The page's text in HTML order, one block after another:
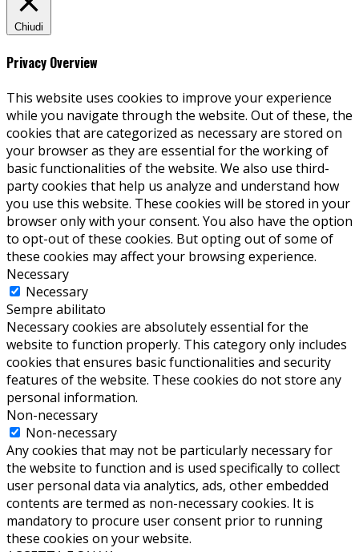
Chiudi
Privacy Overview
This website uses cookies to improve your experience
while you navigate through the website. Out of these, the
cookies that are categorized as necessary are stored on
your browser as they are essential for the working of
basic functionalities of the website. We also use third-
party cookies that help us analyze and understand how
you use this website. These cookies will be stored in your
browser only with your consent. You also have the option
to opt-out of these cookies. But opting out of some of
these cookies may affect your browsing experience.
Necessary
Necessary
Sempre abilitato
Necessary cookies are absolutely essential for the
website to function properly. This category only includes
cookies that ensures basic functionalities and security
features of the website. These cookies do not store any
personal information.
Non-necessary
Non-necessary
Any cookies that may not be particularly necessary for
the website to function and is used specifically to collect
user personal data via analytics, ads, other embedded
contents are termed as non-necessary cookies. It is
mandatory to procure user consent prior to running
these cookies on your website.